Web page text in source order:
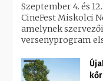
Szeptember 4. és
CineFest Miskolci
amelynek
versenyprogram